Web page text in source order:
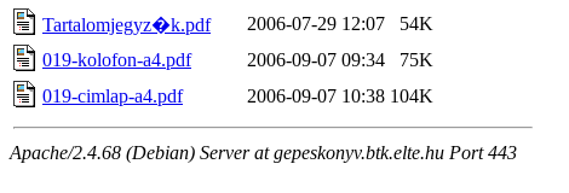
Tartalomjegyz�k.pdf
2006-07-29 12:07
54K
019-kolofon-a4.pdf
2006-09-07 09:34
75K
019-cimlap-a4.pdf
2006-09-07 10:38 104K
Apache/2.4.68 (Debian) Server at gepeskonyv.btk.elte.hu Port 443